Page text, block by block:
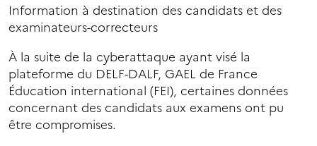
Information à destination des candidats et des
examinateurs-correcteurs
À la suite de la cyberattaque ayant visé la
plateforme du DELF-DALF, GAEL de France
Éducation international (FEI), certaines données
concernant des candidats aux examens ont pu
être compromises.